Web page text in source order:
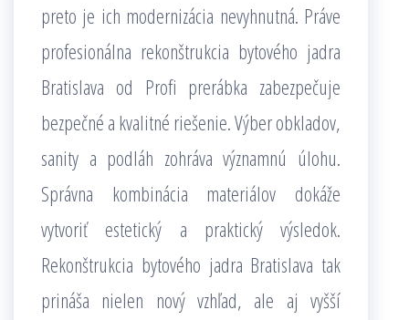
preto je ich modernizácia nevyhnutná. Práve
profesionálna rekonštrukcia bytového jadra
Bratislava od Profi prerábka zabezpečuje
bezpečné a kvalitné riešenie. Výber obkladov,
sanity a podláh zohráva významnú úlohu.
Správna kombinácia materiálov dokáže
vytvoriť estetický a praktický výsledok.
Rekonštrukcia bytového jadra Bratislava tak
prináša nielen nový vzhľad, ale aj vyšší